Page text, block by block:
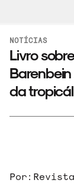
NOTÍCIAS
Livro
da
Por: